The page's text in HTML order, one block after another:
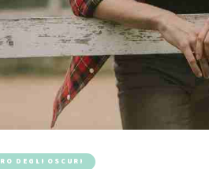
DEGLI OSCURI